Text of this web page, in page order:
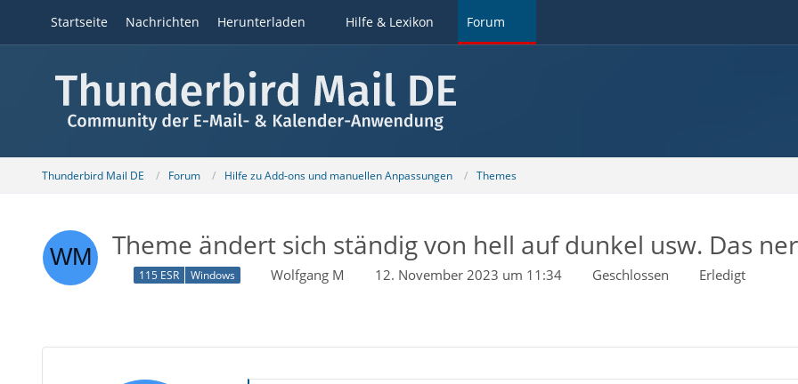
Startseite Nachrichten Herunterladen Hilfe & Lexikon Forum
Thunderbird Mail DE Forum Hilfe zu Add-ons und manuellen Anpassungen Themes
Theme ändert sich ständig von hell auf dunkel usw. Das
115 ESR Windows Wolfgang M 12. November 2023 um 11:34 Geschlossen Erledigt